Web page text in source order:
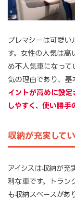
プレマシーは可愛
す。女性の人気は高
め不人気車になって
気の理由であり、基
イントが高めに設
しやすく、使い勝手
収納が充実して
アイシスは収納が充
利な車です。トラン
も収納スペースがあ